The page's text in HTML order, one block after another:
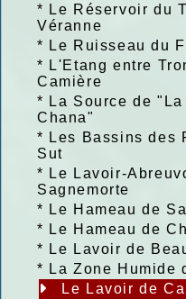
* Le Réservoir du
Véranne
* Le Ruisseau du
* L'Etang entre
Camière
* La Source de
Chana"
* Les Bassins des
Sut
* Le Lavoir-
Sagnemorte
* Le Hameau de
* Le Hameau de
* Le Lavoir de
* La Zone Humide
Le Lavoir de